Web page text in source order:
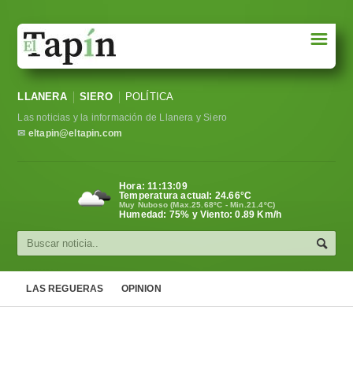
Sociedad
Política
Cultura
☰
LLANERA SIERO POLÍTICA
Las noticias y la información de Llanera y Siero
✉ eltapin@eltapin.com
Hora:11:13:10
Temperatura actual: 24.66°C
Muy Nuboso (Max.25.68ºC - Min.21.4ºC)
Humedad: 75% y Viento: 0.89 Km/h
LAS REGUERAS OPINION